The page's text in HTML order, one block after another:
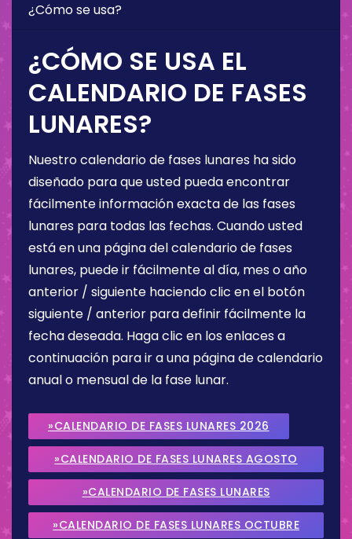
¿Cómo se usa?
¿CÓMO SE USA EL
CALENDARIO DE FASES
LUNARES?
Nuestro calendario de fases lunares ha sido
diseñado para que usted pueda encontrar
fácilmente información exacta de las fases
lunares para todas las fechas. Cuando usted
está en una página del calendario de fases
lunares, puede ir fácilmente al día, mes o año
anterior / siguiente haciendo clic en el botón
siguiente / anterior para definir fácilmente la
fecha deseada. Haga clic en los enlaces a
continuación para ir a una página de calendario
anual o mensual de la fase lunar.
»CALENDARIO DE FASES LUNARES 2026
»CALENDARIO DE FASES LUNARES AGOSTO
2026
»CALENDARIO DE FASES LUNARES
SEPTIEMBRE 2026
»CALENDARIO DE FASES LUNARES OCTUBRE